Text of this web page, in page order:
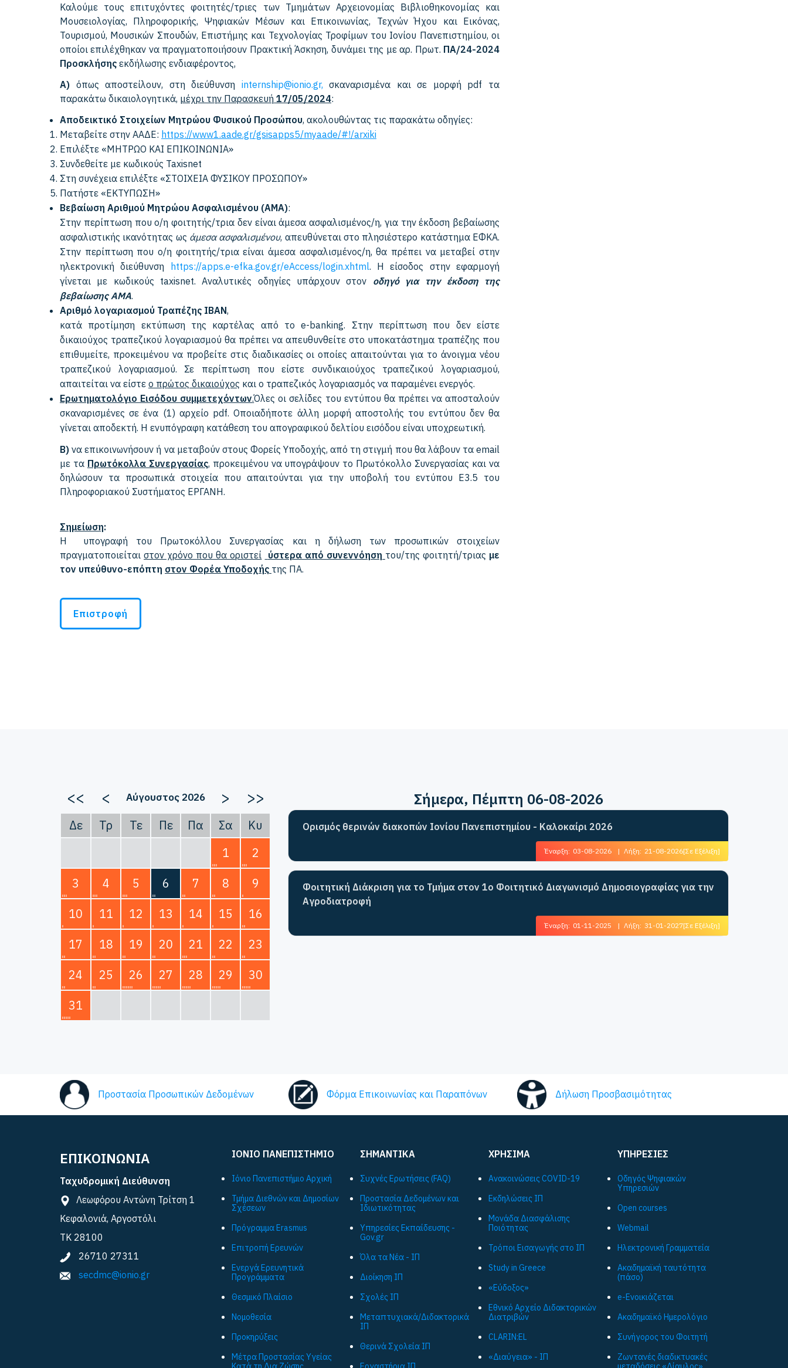
Καλούμε τους επιτυχόντες φοιτητές/τριες των Τμημάτων Αρχειονομίας Βιβλιοθηκονομίας και
Μουσειολογίας, Πληροφορικής, Ψηφιακών Μέσων και Επικοινωνίας, Τεχνών Ήχου και Εικόνας,
Τουρισμού, Μουσικών Σπουδών, Επιστήμης και Τεχνολογίας Τροφίμων του Ιονίου Πανεπιστημίου, οι
οποίοι επιλέχθηκαν να πραγματοποιήσουν Πρακτική Άσκηση, δυνάμει της με αρ. Πρωτ. ΠΑ/24-2024
Προσκλήσης εκδήλωσης ενδιαφέροντος,
Α) όπως αποστείλουν, στη διεύθυνση internship@ionio.gr,σκαναρισμένα και σε μορφή pdf τα
παρακάτω δικαιολογητικά, μέχρι την Παρασκευή 17/05/2024:
Αποδεικτικό Στοιχείων Μητρώου Φυσικού Προσώπου, ακολουθώντας τις παρακάτω οδηγίες:
Μεταβείτε στην ΑΑΔΕ: https://www1.aade.gr/gsisapps5/myaade/#!/arxiki
Επιλέξτε «ΜΗΤΡΩΟ ΚΑΙ ΕΠΙΚΟΙΝΩΝΙΑ»
Συνδεθείτε με κωδικούς Taxisnet
Στη συνέχεια επιλέξτε «ΣΤΟΙΧΕΙΑ ΦΥΣΙΚΟΥ ΠΡΟΣΩΠΟΥ»
Πατήστε «ΕΚΤΥΠΩΣΗ»
Βεβαίωση Αριθμού Μητρώου Ασφαλισμένου (ΑΜΑ):
Στην περίπτωση που ο/η φοιτητής/τρια δεν είναι άμεσα ασφαλισμένος/η, για την έκδοση βεβαίωσης
ασφαλιστικής ικανότητας ως άμεσα ασφαλισμένου, απευθύνεται στο πλησιέστερο κατάστημα ΕΦΚΑ.
Στην περίπτωση που ο/η φοιτητής/τρια είναι άμεσα ασφαλισμένος/η, θα πρέπει να μεταβεί στην
ηλεκτρονική διεύθυνση https://apps.e-efka.gov.gr/eAccess/login.xhtml. Η είσοδος στην εφαρμογή
γίνεται με κωδικούς taxisnet. Αναλυτικές οδηγίες υπάρχουν στον οδηγό για την έκδοση της
βεβαίωσης ΑΜΑ.
Αριθμό λογαριασμού Τραπέζης IBAN,
κατά προτίμηση εκτύπωση της καρτέλας από το e-banking. Στην περίπτωση που δεν είστε
δικαιούχος τραπεζικού λογαριασμού θα πρέπει να απευθυνθείτε στο υποκατάστημα τραπέζης που
επιθυμείτε, προκειμένου να προβείτε στις διαδικασίες οι οποίες απαιτούνται για το άνοιγμα νέου
τραπεζικού λογαριασμού. Σε περίπτωση που είστε συνδικαιούχος τραπεζικού λογαριασμού,
απαιτείται να είστε ο πρώτος δικαιούχος και ο τραπεζικός λογαριασμός να παραμένει ενεργός.
Ερωτηματολόγιο Εισόδου συμμετεχόντων.Όλες οι σελίδες του εντύπου θα πρέπει να αποσταλούν
σκαναρισμένες σε ένα (1) αρχείο pdf. Οποιαδήποτε άλλη μορφή αποστολής του εντύπου δεν θα
γίνεται αποδεκτή. H ενυπόγραφη κατάθεση του απογραφικού δελτίου εισόδου είναι υποχρεωτική.
Β)να επικοινωνήσουν ή να μεταβούν στους Φορείς Υποδοχής, από τη στιγμή που θα λάβουν τα email
με τα Πρωτόκολλα Συνεργασίας, προκειμένου να υπογράψουν το Πρωτόκολλο Συνεργασίας και να
δηλώσουν τα προσωπικά στοιχεία που απαιτούνται για την υποβολή του εντύπου Ε3.5 του
Πληροφοριακού Συστήματος ΕΡΓΑΝΗ.
Σημείωση:
Η υπογραφή του Πρωτοκόλλου Συνεργασίας και η δήλωση των προσωπικών στοιχείων
πραγματοποιείταιστον χρόνο που θα οριστεί ύστερα από συνεννόηση του/της φοιτητή/τριας με
τον υπεύθυνο-επόπτη στον Φορέα Υποδοχής της ΠΑ.
Επιστροφή
<< < Αύγουστος 2026 > >>
Δε Τρ Τε Πε Πα Σα
Κυ
1
2
3
4 5 6 7 8
9
10
11 12 13 14 15
16
17
18 19 20 21 22
23
24
25 26 27 28 29
30
31
Σήμερα, Πέμπτη 06-08-2026
Ορισμός θερινών διακοπών Ιονίου Πανεπιστημίου - Καλοκαίρι 2026
Έναρξη: 03-08-2026 | Λήξη: 21-08-2026[Σε Εξέλιξη]
Φοιτητική Διάκριση για το Τμήμα στον 1ο Φοιτητικό Διαγωνισμό Δημοσιογραφίας για την
Αγροδιατροφή
Έναρξη: 01-11-2025 | Λήξη: 31-01-2027[Σε Εξέλιξη]
Προστασία Προσωπικών Δεδομένων Φόρμα Επικοινωνίας και Παραπόνων Δήλωση Προσβασιμότητας
ΕΠΙΚΟΙΝΩΝΙΑ
Ταχυδρομική Διεύθυνση
Λεωφόρου Αντώνη Τρίτση 1
Κεφαλονιά, Αργοστόλι
ΤΚ 28100
26710 27311
secdmc@ionio.gr
ΙΟΝΙΟ ΠΑΝΕΠΙΣΤΗΜΙΟ
Ιόνιο Πανεπιστήμιο Αρχική
Τμήμα Διεθνών και Δημοσίων
Σχέσεων
Πρόγραμμα Εrasmus
Επιτροπή Ερευνών
Ενεργά Ερευνητικά
Προγράμματα
Θεσμικό Πλαίσιο
Νομοθεσία
Προκηρύξεις
Μέτρα Προστασίας Υγείας
ΣΗΜΑΝΤΙΚΑ
Συχνές Ερωτήσεις (FAQ)
Προστασία Δεδομένων και
Ιδιωτικότητας
Υπηρεσίες Εκπαίδευσης -
Gov.gr
Όλα τα Νέα - ΙΠ
Διοίκηση ΙΠ
Σχολές ΙΠ
Μεταπτυχιακά/Διδακτορικά
ΙΠ
Θερινά Σχολεία ΙΠ
ΧΡΗΣΙΜΑ
Ανακοινώσεις COVID-19
Εκδηλώσεις ΙΠ
Μονάδα Διασφάλισης
Ποιότητας
Τρόποι Εισαγωγής στο ΙΠ
Study in Greece
«Εύδοξος»
Εθνικό Αρχείο Διδακτορικών
Διατριβών
CLARIN:EL
«Διαύγεια» - ΙΠ
ΥΠΗΡΕΣΙΕΣ
Οδηγός Ψηφιακών
Υπηρεσιών
Open courses
Webmail
Ηλεκτρονική Γραμματεία
Ακαδημαϊκή ταυτότητα
(πάσο)
e-Ενοικιάζεται
Ακαδημαϊκό Ημερολόγιο
Συνήγορος του Φοιτητή
Ζωντανές διαδικτυακές